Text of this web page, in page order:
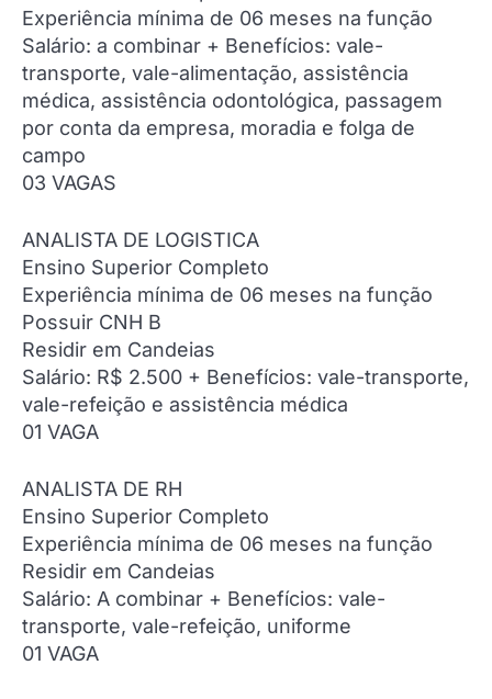
Experiência mínima de 06 meses na função
Salário: a combinar + Benefícios: vale-
transporte, vale-alimentação, assistência
médica, assistência odontológica, passagem
por conta da empresa, moradia e folga de
campo
03 VAGAS
ANALISTA DE LOGISTICA
Ensino Superior Completo
Experiência mínima de 06 meses na função
Possuir CNH B
Residir em Candeias
Salário: R$ 2.500 + Benefícios: vale-transporte,
vale-refeição e assistência médica
01 VAGA
ANALISTA DE RH
Ensino Superior Completo
Experiência mínima de 06 meses na função
Residir em Candeias
Salário: A combinar + Benefícios: vale-
transporte, vale-refeição, uniforme
01 VAGA